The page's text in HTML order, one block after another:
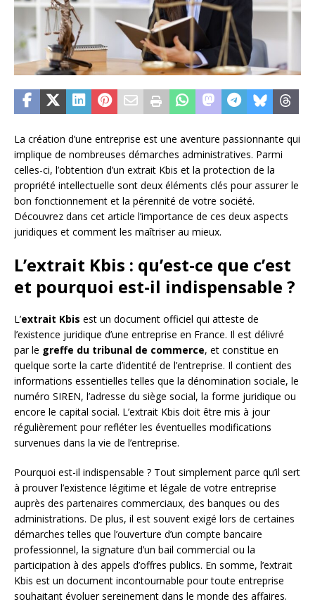
La création d’une entreprise est une aventure passionnante qui
implique de nombreuses démarches administratives. Parmi
celles-ci, l’obtention d’un extrait Kbis et la protection de la
propriété intellectuelle sont deux éléments clés pour assurer le
bon fonctionnement et la pérennité de votre société.
Découvrez dans cet article l’importance de ces deux aspects
juridiques et comment les maîtriser au mieux.
L’extrait Kbis : qu’est-ce que c’est
et pourquoi est-il indispensable ?
L’extrait Kbis est un document officiel qui atteste de
l’existence juridique d’une entreprise en France. Il est délivré
par le greffe du tribunal de commerce, et constitue en
quelque sorte la carte d’identité de l’entreprise. Il contient des
informations essentielles telles que la dénomination sociale, le
numéro SIREN, l’adresse du siège social, la forme juridique ou
encore le capital social. L’extrait Kbis doit être mis à jour
régulièrement pour refléter les éventuelles modifications
survenues dans la vie de l’entreprise.
Pourquoi est-il indispensable ? Tout simplement parce qu’il sert
à prouver l’existence légitime et légale de votre entreprise
auprès des partenaires commerciaux, des banques ou des
administrations. De plus, il est souvent exigé lors de certaines
démarches telles que l’ouverture d’un compte bancaire
professionnel, la signature d’un bail commercial ou la
participation à des appels d’offres publics. En somme, l’extrait
Kbis est un document incontournable pour toute entreprise
souhaitant évoluer sereinement dans le monde des affaires.